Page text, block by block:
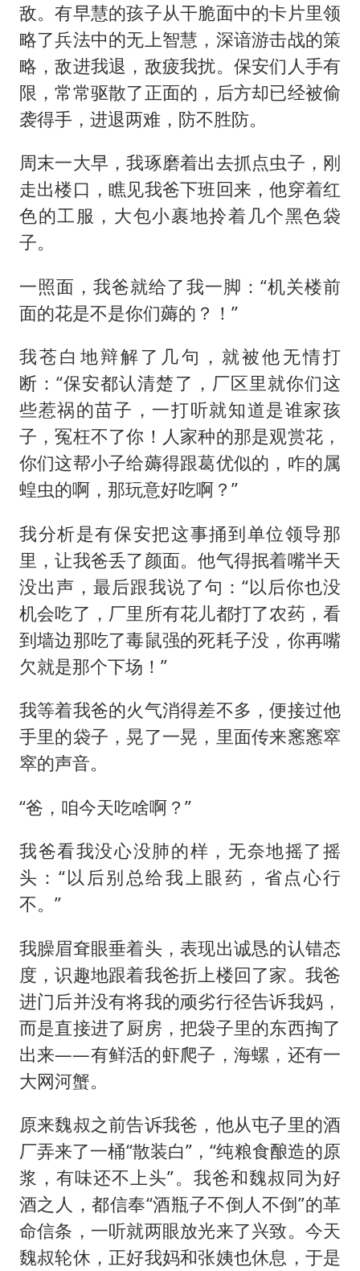
敌。有早慧的孩子从干脆面中的卡片里领
略了兵法中的无上智慧，深谙游击战的策
略，敌进我退，敌疲我扰。保安们人手有
限，常常驱散了正面的，后方却已经被偷
袭得手，进退两难，防不胜防。
周末一大早，我琢磨着出去抓点虫子，刚
走出楼口，瞧见我爸下班回来，他穿着红
色的工服，大包小裹地拎着几个黑色袋
子。
一照面，我爸就给了我一脚：“机关楼前
面的花是不是你们薅的？！”
我苍白地辩解了几句，就被他无情打
断：“保安都认清楚了，厂区里就你们这
些惹祸的苗子，一打听就知道是谁家孩
子，冤枉不了你！人家种的那是观赏花，
你们这帮小子给薅得跟葛优似的，咋的属
蝗虫的啊，那玩意好吃啊？”
我分析是有保安把这事捅到单位领导那
里，让我爸丢了颜面。他气得抿着嘴半天
没出声，最后跟我说了句：“以后你也没
机会吃了，厂里所有花儿都打了农药，看
到墙边那吃了毒鼠强的死耗子没，你再嘴
欠就是那个下场！”
我等着我爸的火气消得差不多，便接过他
手里的袋子，晃了一晃，里面传来窸窸窣
窣的声音。
“爸，咱今天吃啥啊？”
我爸看我没心没肺的样，无奈地摇了摇
头：“以后别总给我上眼药，省点心行
不。”
我臊眉耷眼垂着头，表现出诚恳的认错态
度，识趣地跟着我爸折上楼回了家。我爸
进门后并没有将我的顽劣行径告诉我妈，
而是直接进了厨房，把袋子里的东西掏了
出来——有鲜活的虾爬子，海螺，还有一
大网河蟹。
原来魏叔之前告诉我爸，他从屯子里的酒
厂弄来了一桶“散装白”，“纯粮食酿造的原
浆，有味还不上头”。我爸和魏叔同为好
酒之人，都信奉“酒瓶子不倒人不倒”的革
命信条，一听就两眼放光来了兴致。今天
魏叔轮休，正好我妈和张姨也休息，于是